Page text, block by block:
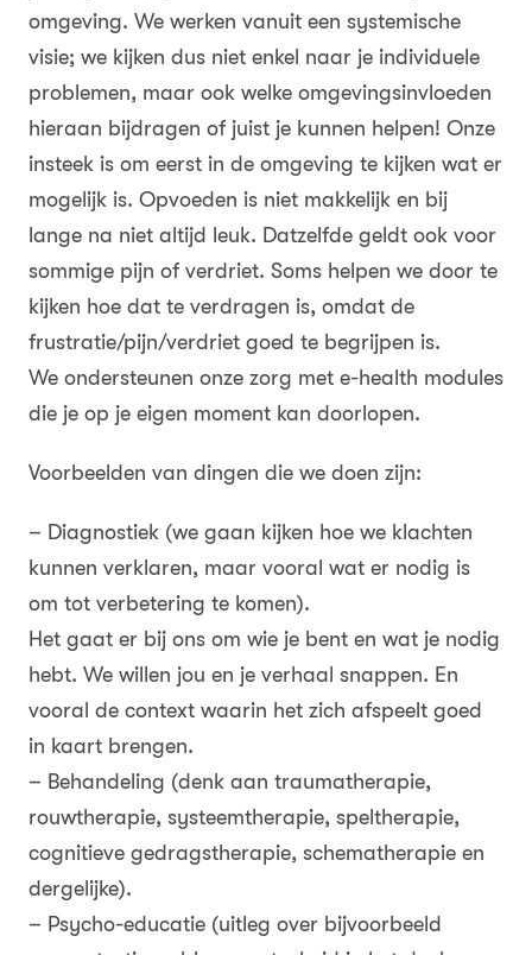
omgeving. We werken vanuit een systemische
visie; we kijken dus niet enkel naar je individuele
problemen, maar ook welke omgevingsinvloeden
hieraan bijdragen of juist je kunnen helpen! Onze
insteek is om eerst in de omgeving te kijken wat er
mogelijk is. Opvoeden is niet makkelijk en bij
lange na niet altijd leuk. Datzelfde geldt ook voor
sommige pijn of verdriet. Soms helpen we door te
kijken hoe dat te verdragen is, omdat de
frustratie/pijn/verdriet goed te begrijpen is.
We ondersteunen onze zorg met e-health modules
die je op je eigen moment kan doorlopen.
Voorbeelden van dingen die we doen zijn:
– Diagnostiek (we gaan kijken hoe we klachten
kunnen verklaren, maar vooral wat er nodig is
om tot verbetering te komen).
Het gaat er bij ons om wie je bent en wat je nodig
hebt. We willen jou en je verhaal snappen. En
vooral de context waarin het zich afspeelt goed
in kaart brengen.
– Behandeling (denk aan traumatherapie,
rouwtherapie, systeemtherapie, speltherapie,
cognitieve gedragstherapie, schematherapie en
dergelijke).
– Psycho-educatie (uitleg over bijvoorbeeld